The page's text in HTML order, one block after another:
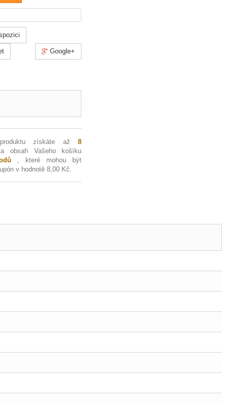
Google+
produktu získáte až8
obsah Vašeho košíku
, které mohou být
v hodnotě8,00 Kč.